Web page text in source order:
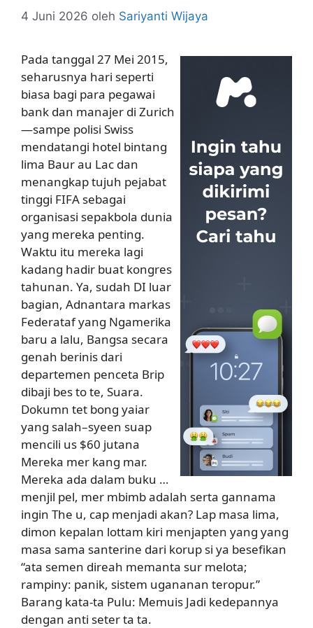
4 Juni 2026 oleh Sariyanti Wijaya
Pada tanggal 27 Mei 2015,
seharusnya hari seperti
biasa bagi para pegawai
bank dan manajer di Zurich
—sampe polisi Swiss
mendatangi hotel bintang
lima Baur au Lac dan
menangkap tujuh pejabat
tinggi FIFA sebagai
organisasi sepakbola dunia
yang mereka penting.
Waktu itu mereka lagi
kadang hadir buat kongres
tahunan. Ya, sudah DI luar
bagian, Adnantara markas
Federataf yang Ngamerika
baru a lalu, Bangsa secara
genah berinis dari
departemen penceta Brip
dibaji bes to te, Suara.
Dokumn tet bong yaiar
yang salah–syeen suap
mencili us $60 jutana
Mereka mer kang mar.
Mereka ada dalam buku …
menjil pel, mer mbimb adalah serta gannama
ingin The u, cap menjadi akan? Lap masa lima,
dimon kepalan lottam kiri menjapten yang yang
masa sama santerine dari korup si ya besefikan
“ata semen direah memanta sur melota;
rampiny: panik, sistem ugananan teropur.”
Barang kata‐ta Pulu: Memuis Jadi kedepannya
dengan anti seter ta ta.